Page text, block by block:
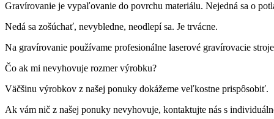
Gravírovanie je vypaľovanie do povrchu materiálu. Nejedná sa o
Nedá sa zošúchať, nevybledne, neodlepí sa. Je trvácne.
Na gravírovanie používame profesionálne laserové gravírovacie
Čo ak mi nevyhovuje rozmer výrobku?
Väčšinu výrobkov z našej ponuky dokážeme veľkostne prispôsobiť.
Ak vám nič z našej ponuky nevyhovuje, kontaktujte nás s